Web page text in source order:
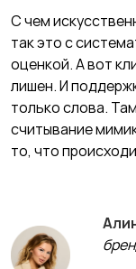
С чем
так это с
оценкой. А вот
лишен. И
только слова.
считывание
то, что